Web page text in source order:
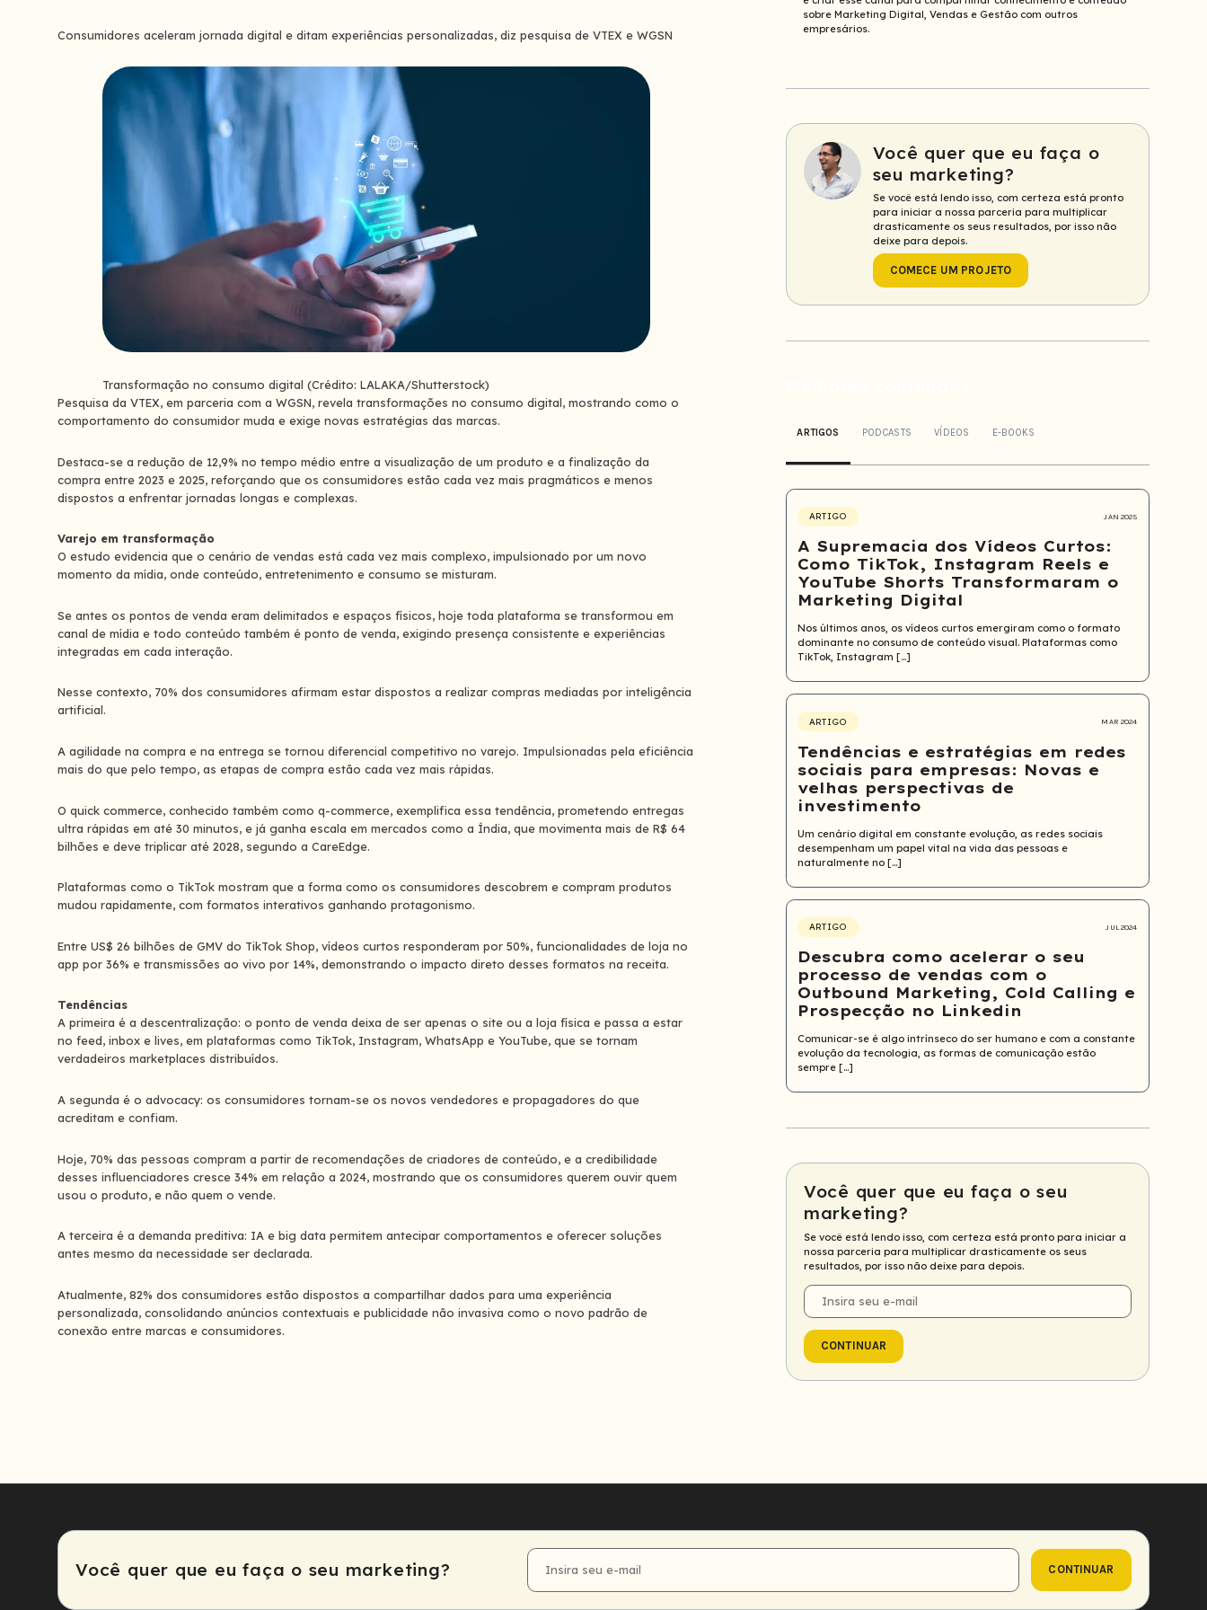
Consumidores aceleram jornada digital e ditam experiências personalizadas, diz pesquisa de VTEX e WGSN
Transformação no consumo digital (Crédito: LALAKA/Shutterstock)
Pesquisa da VTEX, em parceria com a WGSN, revela transformações no consumo digital, mostrando como o
comportamento do consumidor muda e exige novas estratégias das marcas.
Destaca-se a redução de 12,9% no tempo médio entre a visualização de um produto e a finalização da
compra entre 2023 e 2025, reforçando que os consumidores estão cada vez mais pragmáticos e menos
dispostos a enfrentar jornadas longas e complexas.
Varejo em transformação
O estudo evidencia que o cenário de vendas está cada vez mais complexo, impulsionado por um novo
momento da mídia, onde conteúdo, entretenimento e consumo se misturam.
Se antes os pontos de venda eram delimitados e espaços físicos, hoje toda plataforma se transformou em
canal de mídia e todo conteúdo também é ponto de venda, exigindo presença consistente e experiências
integradas em cada interação.
Nesse contexto, 70% dos consumidores afirmam estar dispostos a realizar compras mediadas por inteligência
artificial.
A agilidade na compra e na entrega se tornou diferencial competitivo no varejo. Impulsionadas pela eficiência
mais do que pelo tempo, as etapas de compra estão cada vez mais rápidas.
O quick commerce, conhecido também como q-commerce, exemplifica essa tendência, prometendo entregas
ultra rápidas em até 30 minutos, e já ganha escala em mercados como a Índia, que movimenta mais de R$ 64
bilhões e deve triplicar até 2028, segundo a CareEdge.
Plataformas como o TikTok mostram que a forma como os consumidores descobrem e compram produtos
mudou rapidamente, com formatos interativos ganhando protagonismo.
Entre US$ 26 bilhões de GMV do TikTok Shop, vídeos curtos responderam por 50%, funcionalidades de loja no
app por 36% e transmissões ao vivo por 14%, demonstrando o impacto direto desses formatos na receita.
Tendências
A primeira é a descentralização: o ponto de venda deixa de ser apenas o site ou a loja física e passa a estar
no feed, inbox e lives, em plataformas como TikTok, Instagram, WhatsApp e YouTube, que se tornam
verdadeiros marketplaces distribuídos.
A segunda é o advocacy: os consumidores tornam-se os novos vendedores e propagadores do que
acreditam e confiam.
Hoje, 70% das pessoas compram a partir de recomendações de criadores de conteúdo, e a credibilidade
desses influenciadores cresce 34% em relação a 2024, mostrando que os consumidores querem ouvir quem
usou o produto, e não quem o vende.
A terceira é a demanda preditiva: IA e big data permitem antecipar comportamentos e oferecer soluções
antes mesmo da necessidade ser declarada.
Atualmente, 82% dos consumidores estão dispostos a compartilhar dados para uma experiência
personalizada, consolidando anúncios contextuais e publicidade não invasiva como o novo padrão de
conexão entre marcas e consumidores.
sobre Marketing Digital, Vendas e Gestão com outros
empresários.
Você quer que eu faça o
seu marketing?
Se você está lendo isso, com certeza está pronto
para iniciar a nossa parceria para multiplicar
drasticamente os seus resultados, por isso não
deixe para depois.
COMECE UM PROJETO
ARTIGOS PODCASTS VÍDEOS E-BOOKS
ARTIGO JAN 2025
A Supremacia dos Vídeos Curtos:
Como TikTok, Instagram Reels e
YouTube Shorts Transformaram o
Marketing Digital
Nos últimos anos, os vídeos curtos emergiram como o formato
dominante no consumo de conteúdo visual. Plataformas como
TikTok, Instagram […]
ARTIGO MAR 2024
Tendências e estratégias em redes
sociais para empresas: Novas e
velhas perspectivas de
investimento
Um cenário digital em constante evolução, as redes sociais
desempenham um papel vital na vida das pessoas e
naturalmente no […]
ARTIGO JUL 2024
Descubra como acelerar o seu
processo de vendas com o
Outbound Marketing, Cold Calling e
Prospecção no Linkedin
Comunicar-se é algo intrínseco do ser humano e com a constante
evolução da tecnologia, as formas de comunicação estão
sempre […]
Você quer que eu faça o seu
marketing?
Se você está lendo isso, com certeza está pronto para iniciar a
nossa parceria para multiplicar drasticamente os seus
resultados, por isso não deixe para depois.
E-
mail
CONTINUAR
Você quer que eu faça o seu marketing?
mail
CONTINUAR